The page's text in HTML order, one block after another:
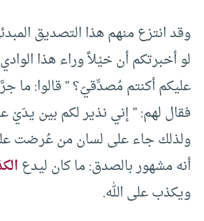
وقد انتزع منهم هذا التصديق
لو أخبرتكم أن خيْلاً وراء هذا
عليكم أكنتم مُصدِّقيّ؟ ” قالوا: ما
فقال لهم: ” إني نذير لكم بين
ولذلك جاء على لسان من عُرضت
أنه مشهور بالصدق: ما كان ليدع
ويكذب على الله.